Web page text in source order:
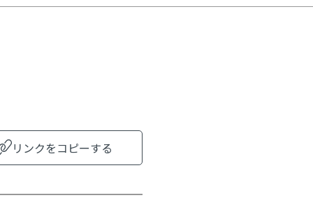
リンクをコピーする